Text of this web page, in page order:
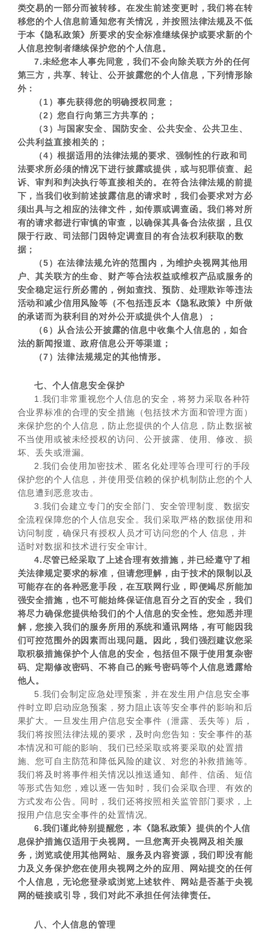
类交易的一部分而被转移。在发生前述变更时，我们将在转
移您的个人信息前通知您有关情况，并按照法律法规及不低
于本《隐私政策》所要求的安全标准继续保护或要求新的个
人信息控制者继续保护您的个人信息。
7.未经您本人事先同意，我们不会向除关联方外的任何
第三方，共享、转让、公开披露您的个人信息，下列情形除
外：
（1）事先获得您的明确授权同意；
（2）您自行向第三方共享的；
（3）与国家安全、国防安全、公共安全、公共卫生、
公共利益直接相关的；
（4）根据适用的法律法规的要求、强制性的行政和司
法要求所必须的情况下进行披露或提供，或与犯罪侦查、起
诉、审判和判决执行等直接相关的。在符合法律法规的前提
下，当我们收到前述披露信息的请求时，我们会要求对方必
须出具与之相应的法律文件，如传票或调查函。我们将对所
有的请求都进行审慎的审查，以确保其具备合法依据，且仅
限于行政、司法部门因特定调查目的有合法权利获取的数
据；
（5）在法律法规允许的范围内，为维护央视网其他用
户、其关联方的生命、财产等合法权益或维权产品或服务的
安全稳定运行所必需的，例如查找、预防、处理欺诈等违法
活动和减少信用风险等（不包括违反本《隐私政策》中所做
的承诺而为获利目的对外公开或提供个人信息）；
（6）从合法公开披露的信息中收集个人信息的，如合
法的新闻报道、政府信息公开等渠道；
（7）法律法规规定的其他情形。
七、个人信息安全保护
1.我们非常重视您个人信息的安全，将努力采取各种符
合业界标准的合理的安全措施（包括技术方面和管理方面）
来保护您的个人信息，防止您提供的个人信息，防止数据被
不当使用或被未经授权的访问、公开披露、使用、修改、损
坏、丢失或泄漏。
2.我们会使用加密技术、匿名化处理等合理可行的手段
保护您的个人信息，并使用受信赖的保护机制防止您的个人
信息遭到恶意攻击。
3.我们会建立专门的安全部门、安全管理制度、数据安
全流程保障您的个人信息安全。我们采取严格的数据使用和
访问制度，确保只有授权人员才可访问您的个人 信息，并
适时对数据和技术进行安全审计。
4.尽管已经采取了上述合理有效措施，并已经遵守了相
关法律规定要求的标准，但请您理解，由于技术的限制以及
可能存在的各种恶意手段，在互联网行业，即便竭尽所能加
强安全措施，也不可能始终保证信息百分之百的安全，我们
将尽力确保您提供给我们的个人信息的安全性。您知悉并理
解，您接入我们的服务所用的系统和通讯网络，有可能因我
们可控范围外的因素而出现问题。因此，我们强烈建议您采
取积极措施保护个人信息的安全，包括但不限于使用复杂密
码、定期修改密码、不将自己的账号密码等个人信息透露给
他人。
5.我们会制定应急处理预案，并在发生用户信息安全事
件时立即启动应急预案，努力阻止该等安全事件的影响和后
果扩大。一旦发生用户信息安全事件（泄露、丢失等）后，
我们将按照法律法规的要求，及时向您告知：安全事件的基
本情况和可能的影响、我们已经采取或将要采取的处置措
施、您可自主防范和降低风险的建议、对您的补救措施等。
我们将及时将事件相关情况以推送通知、邮件、信函、短信
等形式告知您，难以逐一告知时，我们会采取合理、有效的
方式发布公告。同时，我们还将按照相关监管部门要求，上
报用户信息安全事件的处置情况。
6.我们谨此特别提醒您，本《隐私政策》提供的个人信
息保护措施仅适用于央视网。一旦您离开央视网及相关服
务，浏览或使用其他网站、服务及内容资源，我们即没有能
力及义务保护您在使用央视网之外的应用、网站提交的任何
个人信息，无论您登录或浏览上述软件、网站是否基于央视
网的链接或引导，我们对此不承担任何法律责任。
八、个人信息的管理